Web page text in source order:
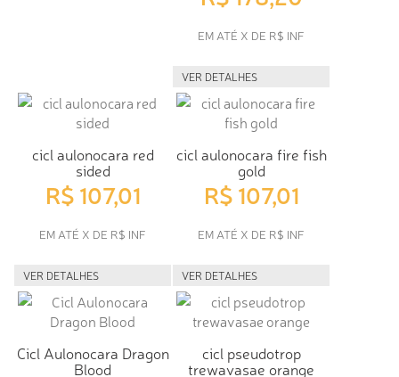
EM ATÉ X DE R$ INF
VER DETALHES
cicl aulonocara red
sided
R$ 107,01
EM ATÉ X DE R$ INF
VER DETALHES
cicl aulonocara fire fish
gold
R$ 107,01
EM ATÉ X DE R$ INF
VER DETALHES
Cicl Aulonocara Dragon
Blood
cicl pseudotrop
trewavasae orange